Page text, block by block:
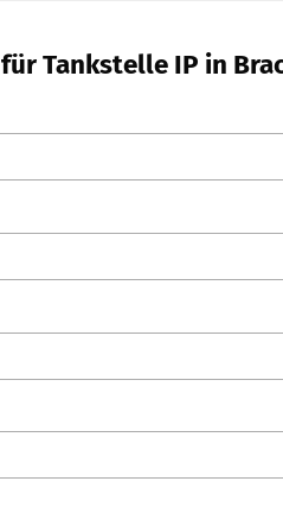
Tankstelle IP in